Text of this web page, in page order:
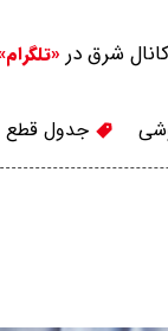
شرق در
جدول قطع